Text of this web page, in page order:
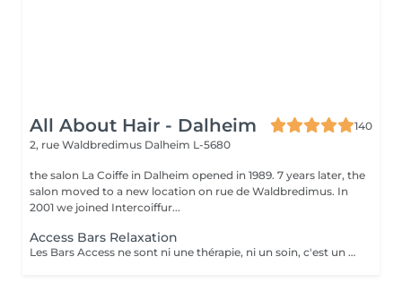
All About Hair - Dalheim
140
2, rue Waldbredimus Dalheim L-5680
the salon La Coiffe in Dalheim opened in 1989. 7 years later, the
salon moved to a new location on rue de Waldbredimus. In
2001 we joined Intercoiffur...
Access Bars Relaxation
Les Bars Access ne sont ni une thérapie, ni un soin, c'est un outil qui favorise le fameux « lâcher-prise ». La stimulation de ces points entraîne un relâchement des blocages mentaux, provoque une relaxation intense et lorsque touchés doucement, ils relâchent sans effort, tout ce qui empêche de recevoir.